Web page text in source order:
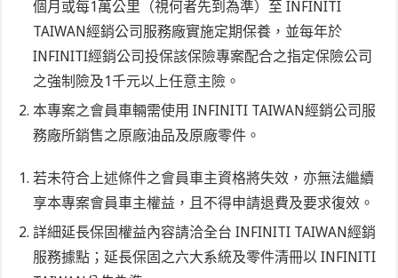
個月或每1萬公里（視何者先到為準）至 INFINITI
TAIWAN經銷公司服務廠實施定期保養，並每年於
INFINITI經銷公司投保該保險專案配合之指定保險公司
之強制險及1千元以上任意主險。
本專案之會員車輛需使用 INFINITI TAIWAN經銷公司服
務廠所銷售之原廠油品及原廠零件。
若未符合上述條件之會員車主資格將失效，亦無法繼續
享本專案會員車主權益，且不得申請退費及要求復效。
詳細延長保固權益內容請洽全台 INFINITI TAIWAN經銷
服務據點；延長保固之六大系統及零件清冊以 INFINITI